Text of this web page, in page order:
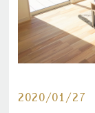
2020/01/27